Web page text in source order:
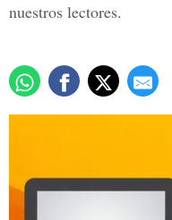
nuestros lectores.